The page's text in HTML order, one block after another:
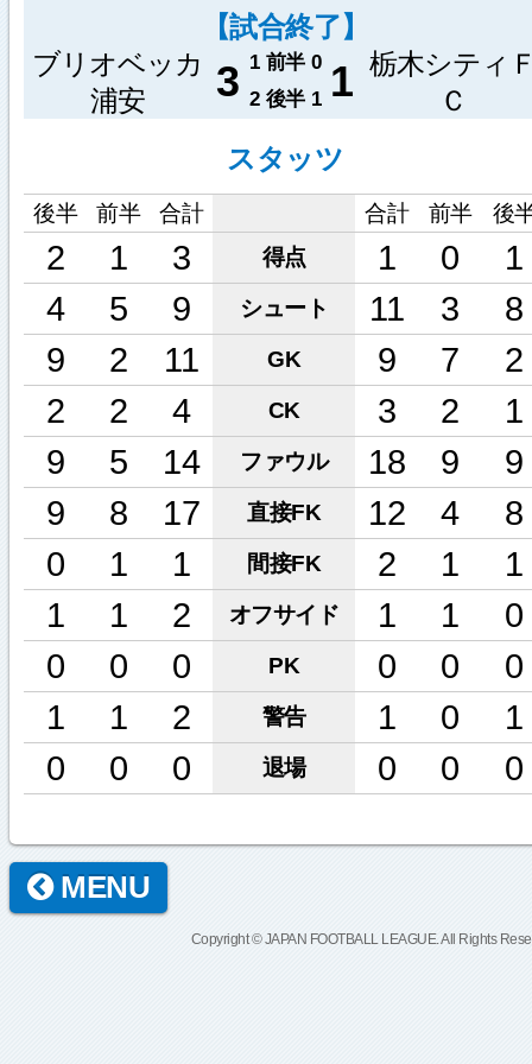
【試合終了】
ブリオベッカ
浦安
3 1 前半 0 1 栃木シティ
Ｃ
2 後半 1
スタッツ
後半 前半 合計 合計 前半 後
2 1 3 得点 1 0
1
4
5 9 シュート 11 3
8
9
2 11 GK 9 7
2
2
2 4 CK 3 2
1
9
5 14 ファウル 18 9
9
9
8 17 直接FK 12 4
8
0
1 1 間接FK 2 1
1
1
1 2 オフサイド 1 1
0
0
0 0 PK 0 0
0
1
1 2 警告 1 0
1
0
0 0 退場 0 0 0
MENU
Copyright © JAPAN FOOTBALL LEAGUE. All Rights